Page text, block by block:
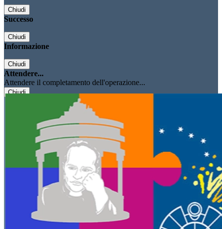
Chiudi
Successo
Chiudi
Informazione
Chiudi
Attendere...
Attendere il completamento dell'operazione...
Chiudi